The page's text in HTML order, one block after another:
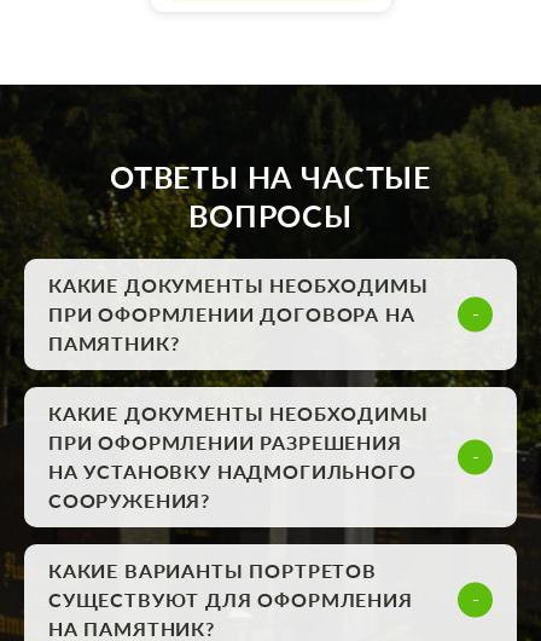
ОТВЕТЫ НА ЧАСТЫЕ
ВОПРОСЫ
КАКИЕ ДОКУМЕНТЫ НЕОБХОДИМЫ
ПРИ ОФОРМЛЕНИИ ДОГОВОРА НА
ПАМЯТНИК?
КАКИЕ ДОКУМЕНТЫ НЕОБХОДИМЫ
ПРИ ОФОРМЛЕНИИ РАЗРЕШЕНИЯ
НА УСТАНОВКУ НАДМОГИЛЬНОГО
СООРУЖЕНИЯ?
КАКИЕ ВАРИАНТЫ ПОРТРЕТОВ
СУЩЕСТВУЮТ ДЛЯ ОФОРМЛЕНИЯ
НА ПАМЯТНИК?